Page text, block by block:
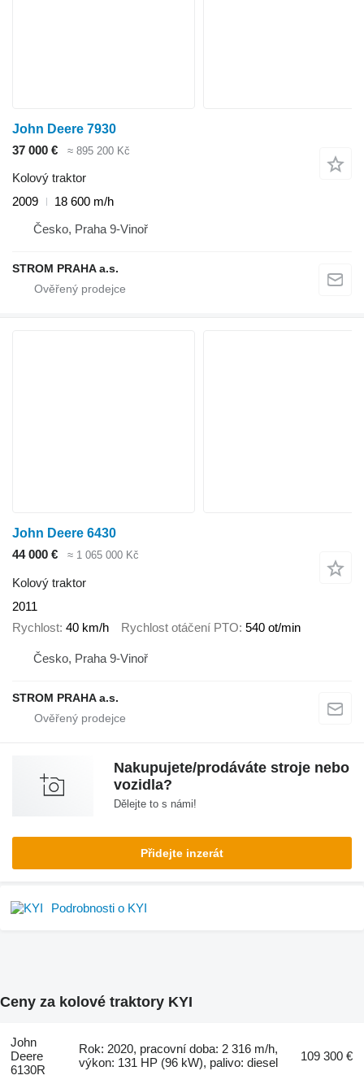
John Deere 7930
37 000 €
≈ 895 200 Kč
Kolový traktor
2009
18 600 m/h
Česko, Praha 9-Vinoř
STROM PRAHA a.s.
John Deere 6430
44 000 €
≈ 1 065 000 Kč
Kolový traktor
2011
Rychlost 40 km/h Rychlost otáčení PTO 540 ot/min
Česko, Praha 9-Vinoř
STROM PRAHA a.s.
Nakupujete/prodáváte stroje nebo
vozidla?
Dělejte to s námi!
Přidejte inzerát
Podrobnosti o KYI
Ceny za kolové traktory KYI
John
Deere
6130R
Rok: 2020, pracovní doba: 2 316 m/h,
výkon: 131 HP (96 kW), palivo: diesel
109 300 €